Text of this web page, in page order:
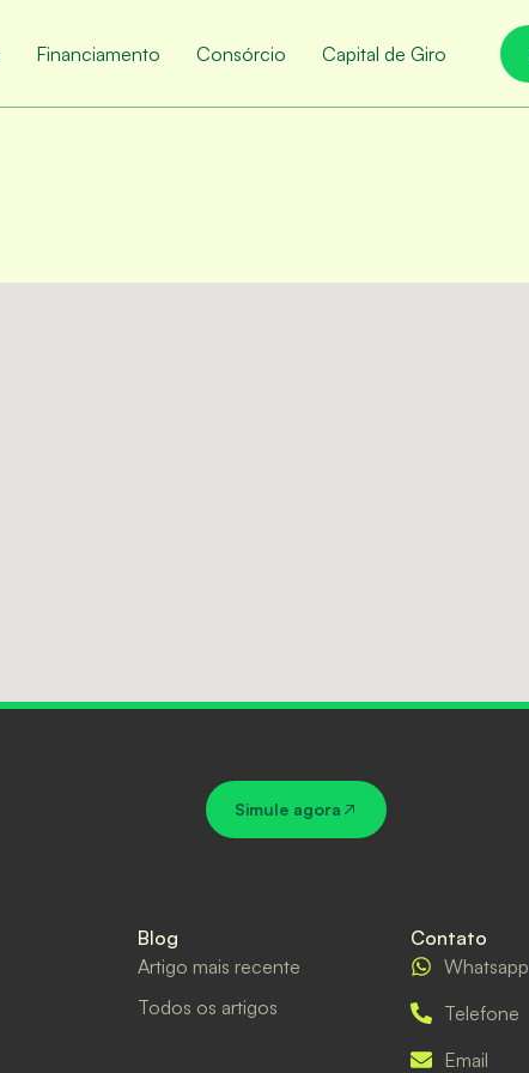
Financiamento Consórcio Capital de Giro
Simule agora
Blog
Artigo mais recente
Todos os artigos
Contato
Whatsapp
Telefone
Email